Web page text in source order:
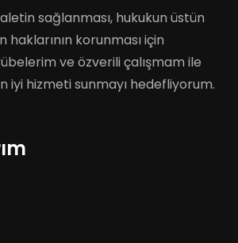
sağlanması, hukukun üstün
haklarının korunması için
ve özverili çalışmam ile
iyi hizmeti sunmayı hedefliyorum.